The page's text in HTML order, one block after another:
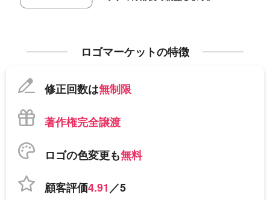
ロゴマーケットの特徴
修正回数は無制限
著作権完全譲渡
ロゴの色変更も無料
顧客評価4.91／5